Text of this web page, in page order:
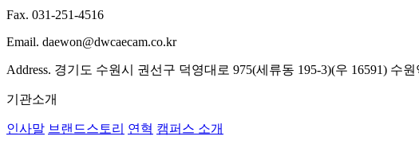
Fax. 031-251-4516
Email. daewon@dwcaecam.co.kr
Address. 경기도 수원시 권선구 덕영대로 975(세류동 195-3)(우 16591) 수
기관소개
인사말 브랜드스토리 연혁 캠퍼스 소개